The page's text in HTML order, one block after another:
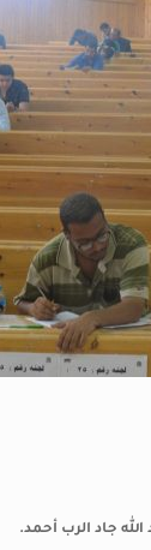
الله جاد الرب أحمد.